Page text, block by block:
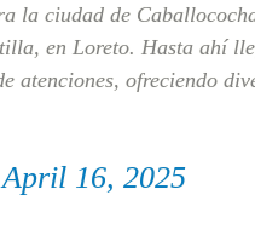
la ciudad de
en Loreto. Hasta ahí
atenciones, ofreciendo
April 16, 2025